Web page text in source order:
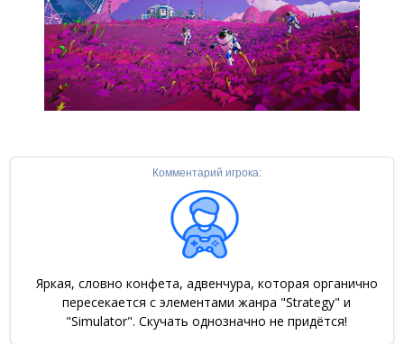
Комментарий игрока:
Яркая, словно конфета, адвенчура, которая органично
пересекается с элементами жанра "Strategy" и
"Simulator". Скучать однозначно не придётся!